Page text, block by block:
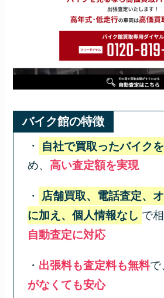
バイク館の特徴
・ 自社で買取ったバイク
め、 高い査定額を実現
・
店舗買取、電話査定、
に加え、個人情報なし で
自動査定に対応
・ 出張料も査定料も無料で
がなくても安心